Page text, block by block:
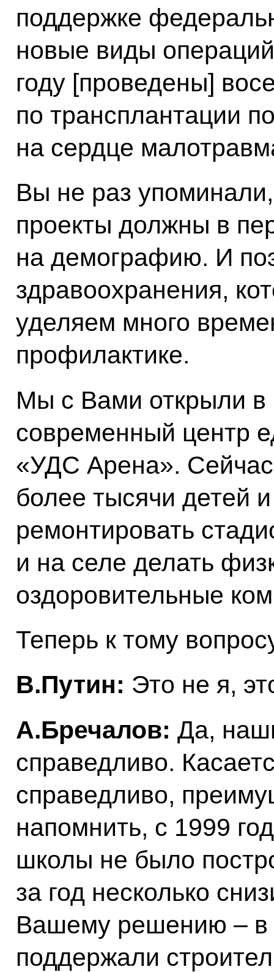
поддержке
новые виды
году [проведены]
по трансплантации
на сердце
Вы не раз
проекты должны в
на демографию. И
здравоохранения,
уделяем много
профилактике.
Мы с Вами открыли в
современный центр
«УДС Арена».
более тысячи детей
ремонтировать
и на селе делать
оздоровительные
Теперь к тому
В.Путин: Это не я,
А.Бречалов: Да,
справедливо.
справедливо,
напомнить, с 1999
школы не было
за год несколько
Вашему решению – в
поддержали